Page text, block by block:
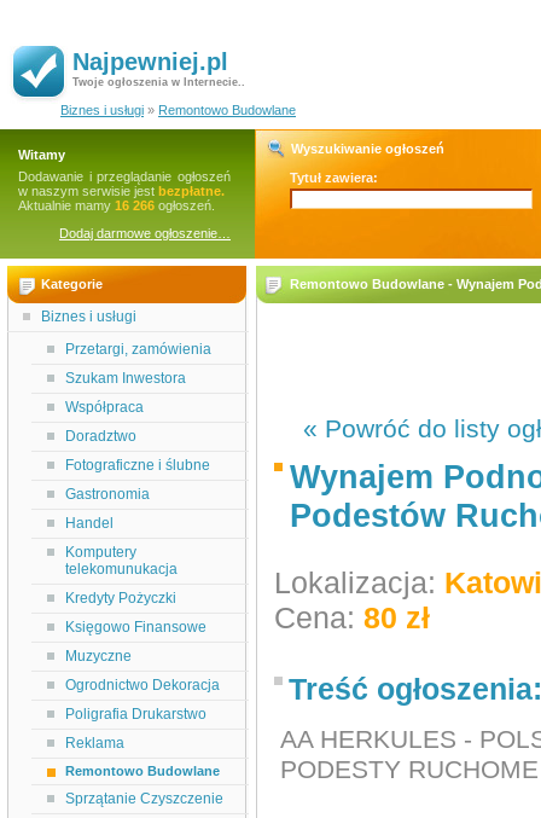
Najpewniej.pl
Twoje ogłoszenia w Internecie..
Biznes i usługi » Remontowo Budowlane
Witamy
Dodawanie i przeglądanie ogłoszeń
w naszym serwisie jest bezpłatne.
Aktualnie mamy 16 266 ogłoszeń.
Dodaj darmowe ogłoszenie…
Wyszukiwanie ogłoszeń
Tytuł zawiera:
Kategorie
Biznes i usługi
Przetargi, zamówienia
Szukam Inwestora
Współpraca
Doradztwo
Fotograficzne i ślubne
Gastronomia
Handel
Komputery
telekomunukacja
Kredyty Pożyczki
Księgowo Finansowe
Muzyczne
Ogrodnictwo Dekoracja
Poligrafia Drukarstwo
Reklama
Remontowo Budowlane
Sprzątanie Czyszczenie
Remontowo Budowlane - Wynajem
« Powróć do listy
Wynajem
Podestów
Lokalizacja:
Cena: 80 zł
Treść ogłoszenia:
AA HERKULES -
PODESTY